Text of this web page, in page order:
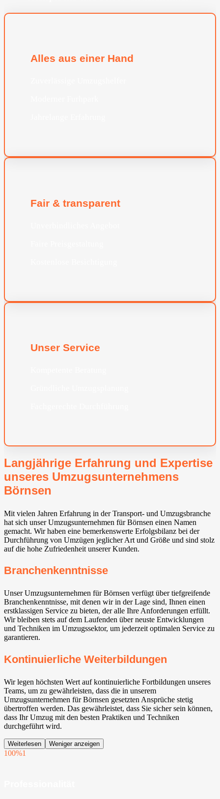
Alles aus einer Hand
Fair & transparent
Unser Service
Langjährige Erfahrung und Expertise
unseres Umzugsunternehmens
Börnsen
Mit vielen Jahren Erfahrung in der Transport- und Umzugsbranche
hat sich unser Umzugsunternehmen für Börnsen einen Namen
gemacht. Wir haben eine bemerkenswerte Erfolgsbilanz bei der
Durchführung von Umzügen jeglicher Art und Größe und sind stolz
auf die hohe Zufriedenheit unserer Kunden.
Branchenkenntnisse
Unser Umzugsunternehmen für Börnsen verfügt über tiefgreifende
Branchenkenntnisse, mit denen wir in der Lage sind, Ihnen einen
erstklassigen Service zu bieten, der alle Ihre Anforderungen erfüllt.
Wir bleiben stets auf dem Laufenden über neuste Entwicklungen
und Techniken im Umzugssektor, um jederzeit optimalen Service zu
garantieren.
Kontinuierliche Weiterbildungen
Wir legen höchsten Wert auf kontinuierliche Fortbildungen unseres
Teams, um zu gewährleisten, dass die in unserem
Umzugsunternehmen für Börnsen gesetzten Ansprüche stetig
übertroffen werden. Das gewährleistet, dass Sie sicher sein können,
dass Ihr Umzug mit den besten Praktiken und Techniken
durchgeführt wird.
Weiterlesen Weniger anzeigen
100%1